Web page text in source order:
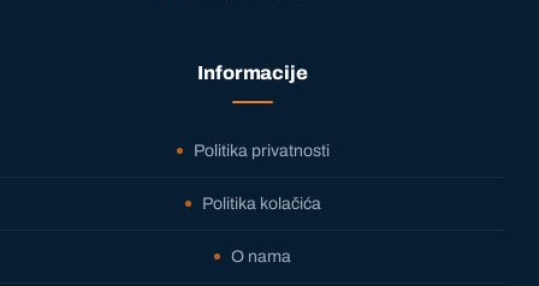
Informacije
Politika privatnosti
Politika kolačića
O nama